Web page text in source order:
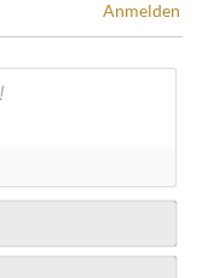
Anmelden